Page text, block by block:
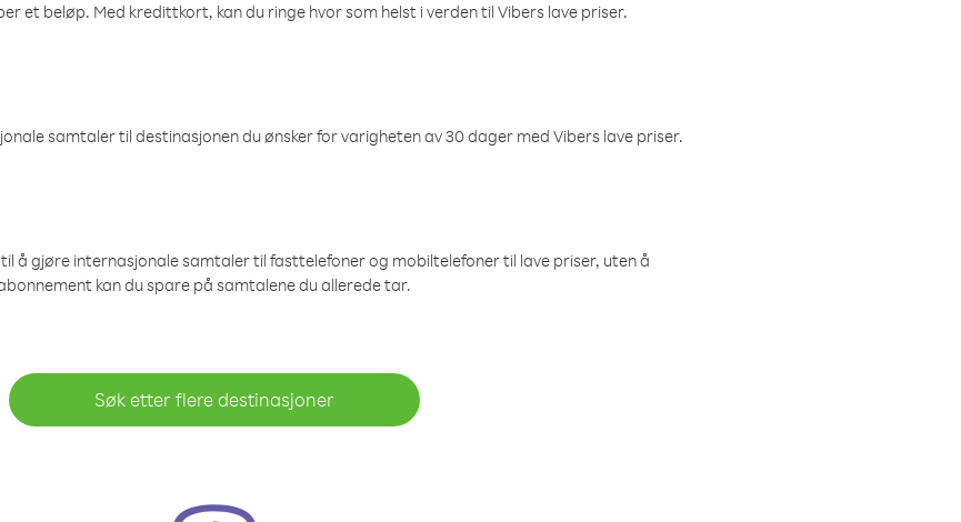
et beløp. Med kredittkort, kan du ringe hvor som helst i verden til Vibers lave priser.
samtaler til destinasjonen du ønsker for varigheten av 30 dager med Vibers lave priser.
å gjøre internasjonale samtaler til fasttelefoner og mobiltelefoner til lave priser, uten å
kan du spare på samtalene du allerede tar.
Søk etter flere destinasjoner